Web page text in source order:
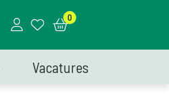
0
Vacatures